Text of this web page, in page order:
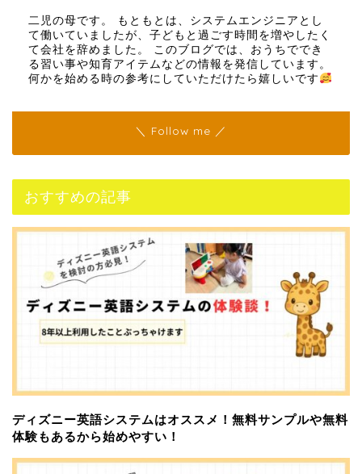
二児の母です。 もともとは、システムエンジニアとし
て働いていましたが、子どもと過ごす時間を増やしたく
て会社を辞めました。 このブログでは、おうちででき
る習い事や知育アイテムなどの情報を発信しています。
何かを始める時の参考にしていただけたら嬉しいです
＼ Follow me ／
おすすめの記事
ディズニー英語システムはオススメ！無料サンプルや無料
体験もあるから始めやすい！